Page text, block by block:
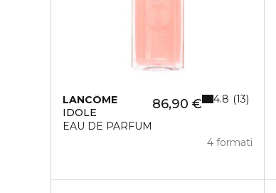
LANCÔME
IDÔLE
EAU DE PARFUM
86,90 €
4 formati
4.8 13